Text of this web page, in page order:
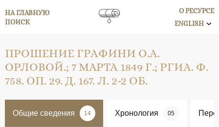
НА ГЛАВНУЮ
ПОИСК
О РЕСУРСЕ
ENGLISH
ПРОШЕНИЕ ГРАФИНИ О.А.
ОРЛОВОЙ.; 7 МАРТА 1849 Г.; РГИА. Ф.
758. ОП. 29. Д. 167. Л. 2-2 ОБ.
Общие сведения 14 Хронология 05